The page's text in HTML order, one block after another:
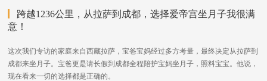
跨越1236公里，从拉萨到成都，选择爱帝宫坐月子我很满
意！
这次我们专访的家庭来自西藏拉萨，宝爸宝妈经过多方考量，最终决定从拉萨到
成都来坐月子。宝爸更是请长假到成都全程陪护宝妈坐月子，照料宝宝。他说，
现在看来一切的选择都是正确的。